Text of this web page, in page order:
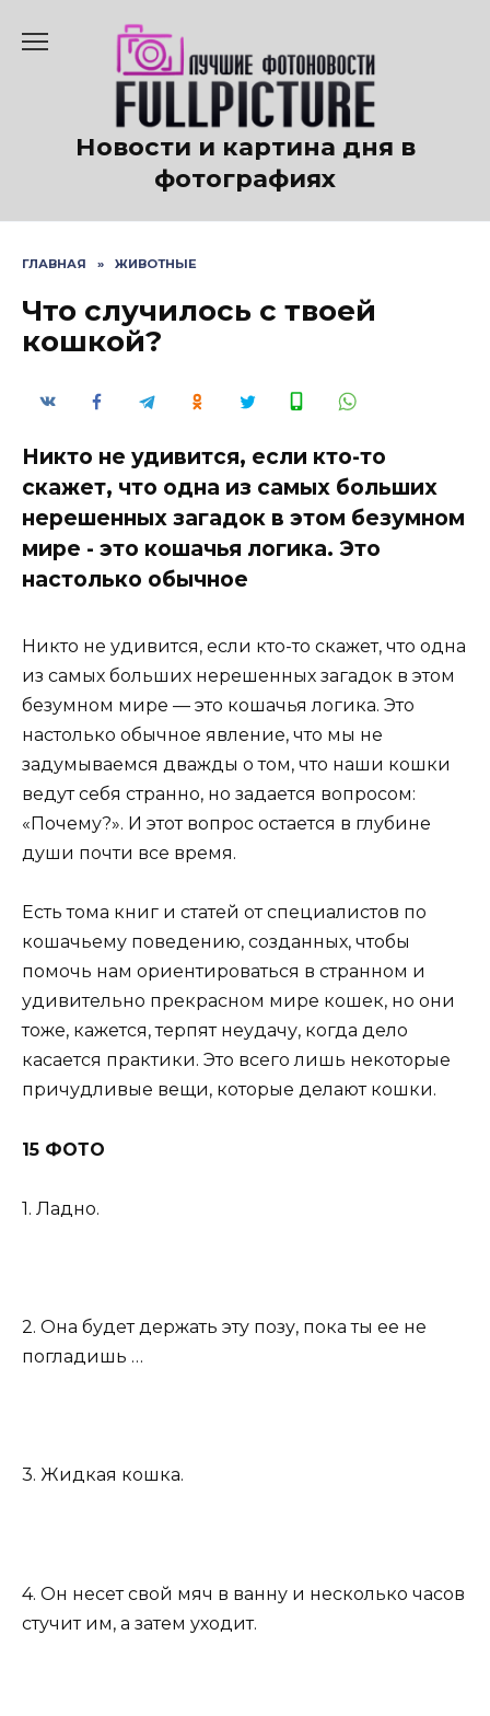
содержанию
Новости и картина дня в
фотографиях
ГЛАВНАЯ » ЖИВОТНЫЕ
Что случилось с твоей
кошкой?
Никто не удивится, если кто-то
скажет, что одна из самых больших
нерешенных загадок в этом безумном
мире - это кошачья логика. Это
настолько обычное
Никто не удивится, если кто-то скажет, что одна
из самых больших нерешенных загадок в этом
безумном мире — это кошачья логика. Это
настолько обычное явление, что мы не
задумываемся дважды о том, что наши кошки
ведут себя странно, но задается вопросом:
«Почему?». И этот вопрос остается в глубине
души почти все время.
Есть тома книг и статей от специалистов по
кошачьему поведению, созданных, чтобы
помочь нам ориентироваться в странном и
удивительно прекрасном мире кошек, но они
тоже, кажется, терпят неудачу, когда дело
касается практики. Это всего лишь некоторые
причудливые вещи, которые делают кошки.
15 ФОТО
1. Ладно.
2. Она будет держать эту позу, пока ты ее не
погладишь …
3. Жидкая кошка.
4. Он несет свой мяч в ванну и несколько часов
стучит им, а затем уходит.